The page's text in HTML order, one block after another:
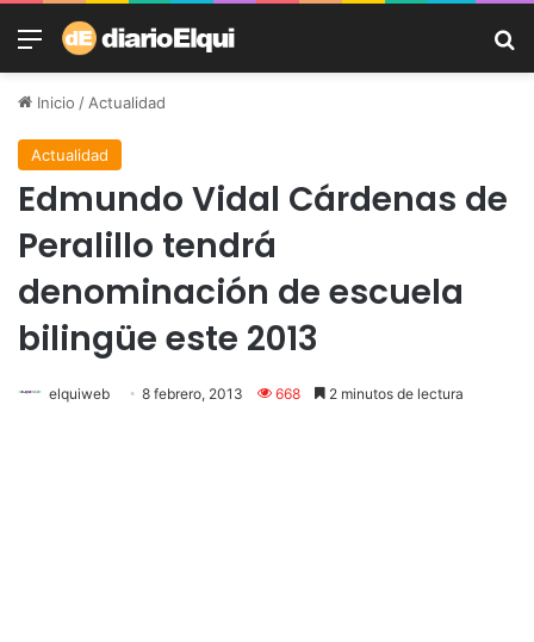
Menú
Inicio /Actualidad
Actualidad
Edmundo Vidal Cárdenas de
Peralillo tendrá
denominación de escuela
bilingüe este 2013
elquiweb 8 febrero, 2013 668 2 minutos de lectura